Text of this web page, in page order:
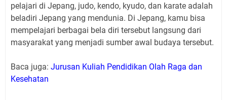
pelajari di Jepang, judo, kendo, kyudo, dan karate adalah
beladiri Jepang yang mendunia. Di Jepang, kamu bisa
mempelajari berbagai bela diri tersebut langsung dari
masyarakat yang menjadi sumber awal budaya tersebut.
Baca juga: Jurusan Kuliah Pendidikan Olah Raga dan
Kesehatan